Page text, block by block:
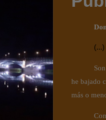
(...)
he bajado
más o